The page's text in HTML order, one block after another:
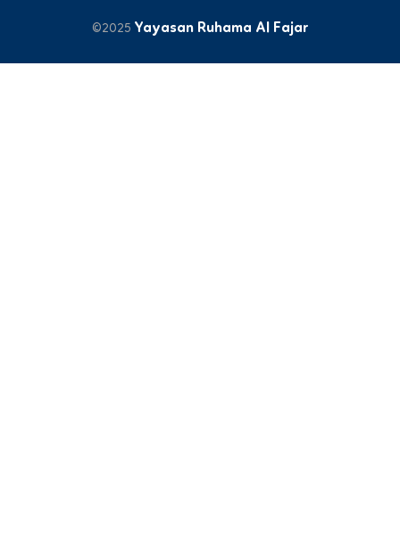
©2025 Yayasan Ruhama Al Fajar